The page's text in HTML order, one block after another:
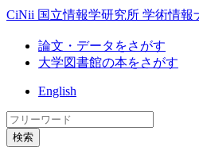
CiNii 国立情報学研究所 学術情報
論文・データをさがす
大学図書館の本をさがす
English
検索